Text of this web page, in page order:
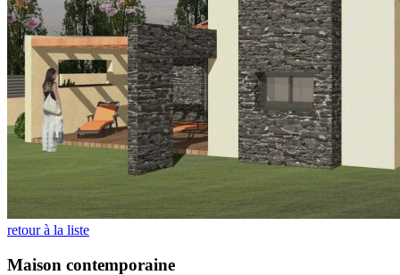
retour à la liste
Maison contemporaine